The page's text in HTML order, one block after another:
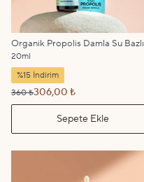
Organik Propolis Damla Su Bazlı
20ml
%15 İndirim
360 ₺306,00 ₺
Sepete Ekle